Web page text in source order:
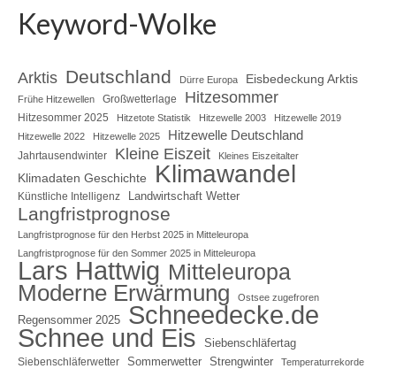
Keyword-Wolke
Arktis Deutschland Dürre Europa Eisbedeckung Arktis
Frühe Hitzewellen Großwetterlage Hitzesommer
Hitzesommer 2025 Hitzetote Statistik Hitzewelle 2003
Hitzewelle 2019
Hitzewelle 2022
Hitzewelle 2025 Hitzewelle Deutschland
Jahrtausendwinter Kleine Eiszeit Kleines Eiszeitalter
Klimadaten Geschichte Klimawandel
Künstliche Intelligenz Landwirtschaft Wetter
Langfristprognose
Langfristprognose für den Herbst 2025 in Mitteleuropa
Langfristprognose für den Sommer 2025 in Mitteleuropa
Lars Hattwig Mitteleuropa
Moderne Erwärmung Ostsee zugefroren
Regensommer 2025 Schneedecke.de
Schnee und Eis Siebenschläfertag
Siebenschläferwetter Sommerwetter Strengwinter Temperaturrekorde